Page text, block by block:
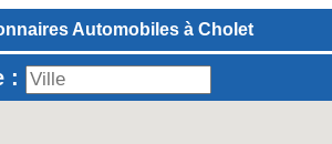
Automobiles à Cholet
: